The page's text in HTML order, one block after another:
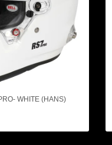
WHITE (HANS)